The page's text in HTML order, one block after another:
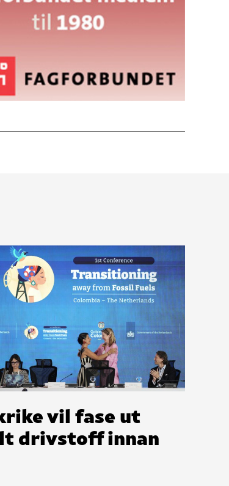
vil fase ut
drivstoff innan